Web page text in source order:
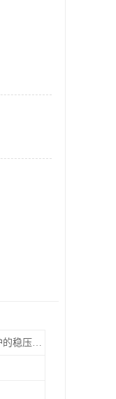
专用于采暖供热系统、空调系统和锅炉的稳压补水